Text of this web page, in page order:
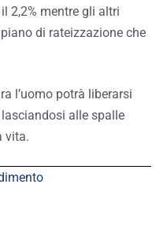
2,2% mentre gli altri
di rateizzazione che
l’uomo potrà liberarsi
alle spalle
vita.